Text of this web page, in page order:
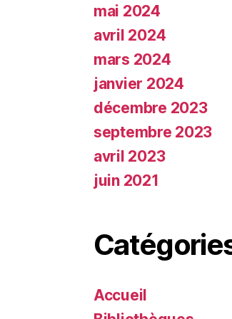
mai 2024
avril 2024
mars 2024
janvier 2024
décembre 2023
septembre 2023
avril 2023
juin 2021
Accueil